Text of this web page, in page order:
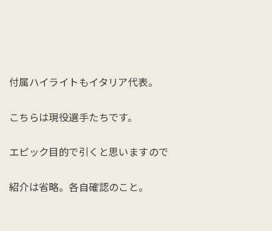
付属ハイライトもイタリア代表。
こちらは現役選手たちです。
エピック目的で引くと思いますので
紹介は省略。各自確認のこと。